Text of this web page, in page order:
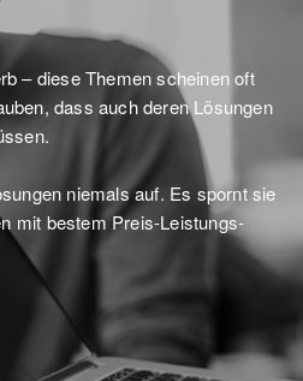
– diese Themen scheinen oft
dass auch deren Lösungen
niemals auf. Es spornt sie
mit bestem Preis-Leistungs-